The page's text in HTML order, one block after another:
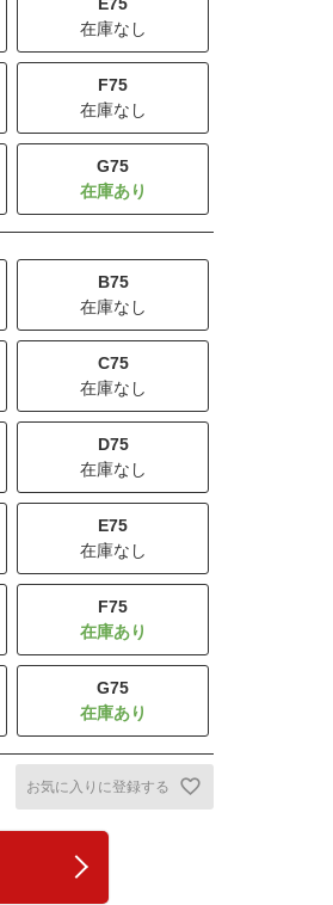
在庫なし
F75
在庫なし
G75
B75
在庫なし
C75
在庫なし
D75
在庫なし
E75
在庫なし
F75
G75
お気に入りに登録する